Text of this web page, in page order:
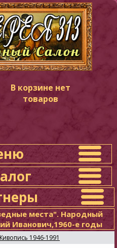
В корзине нет
товаров
места". Народный
Иванович,1960-е годы
1946-1991